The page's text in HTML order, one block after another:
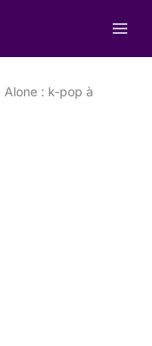
Alone : k-pop à